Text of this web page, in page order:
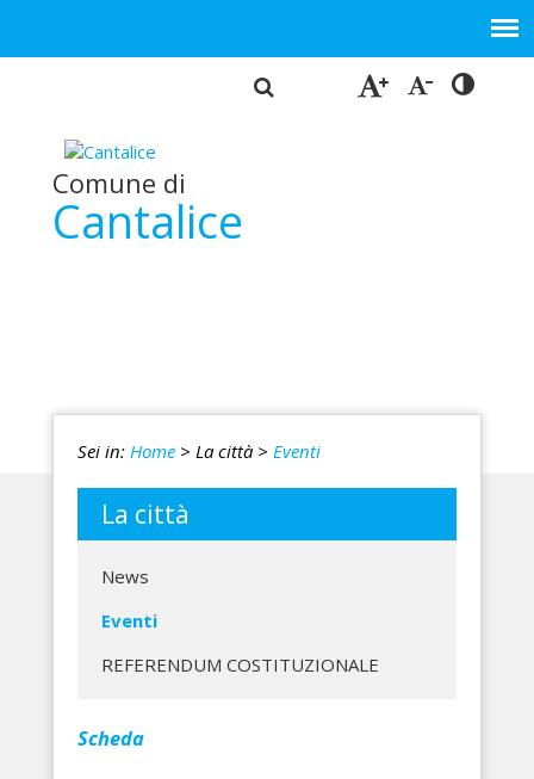
Comune di
Cantalice
Sei in: Home > La città > Eventi
La città
News
Eventi
REFERENDUM COSTITUZIONALE
Scheda